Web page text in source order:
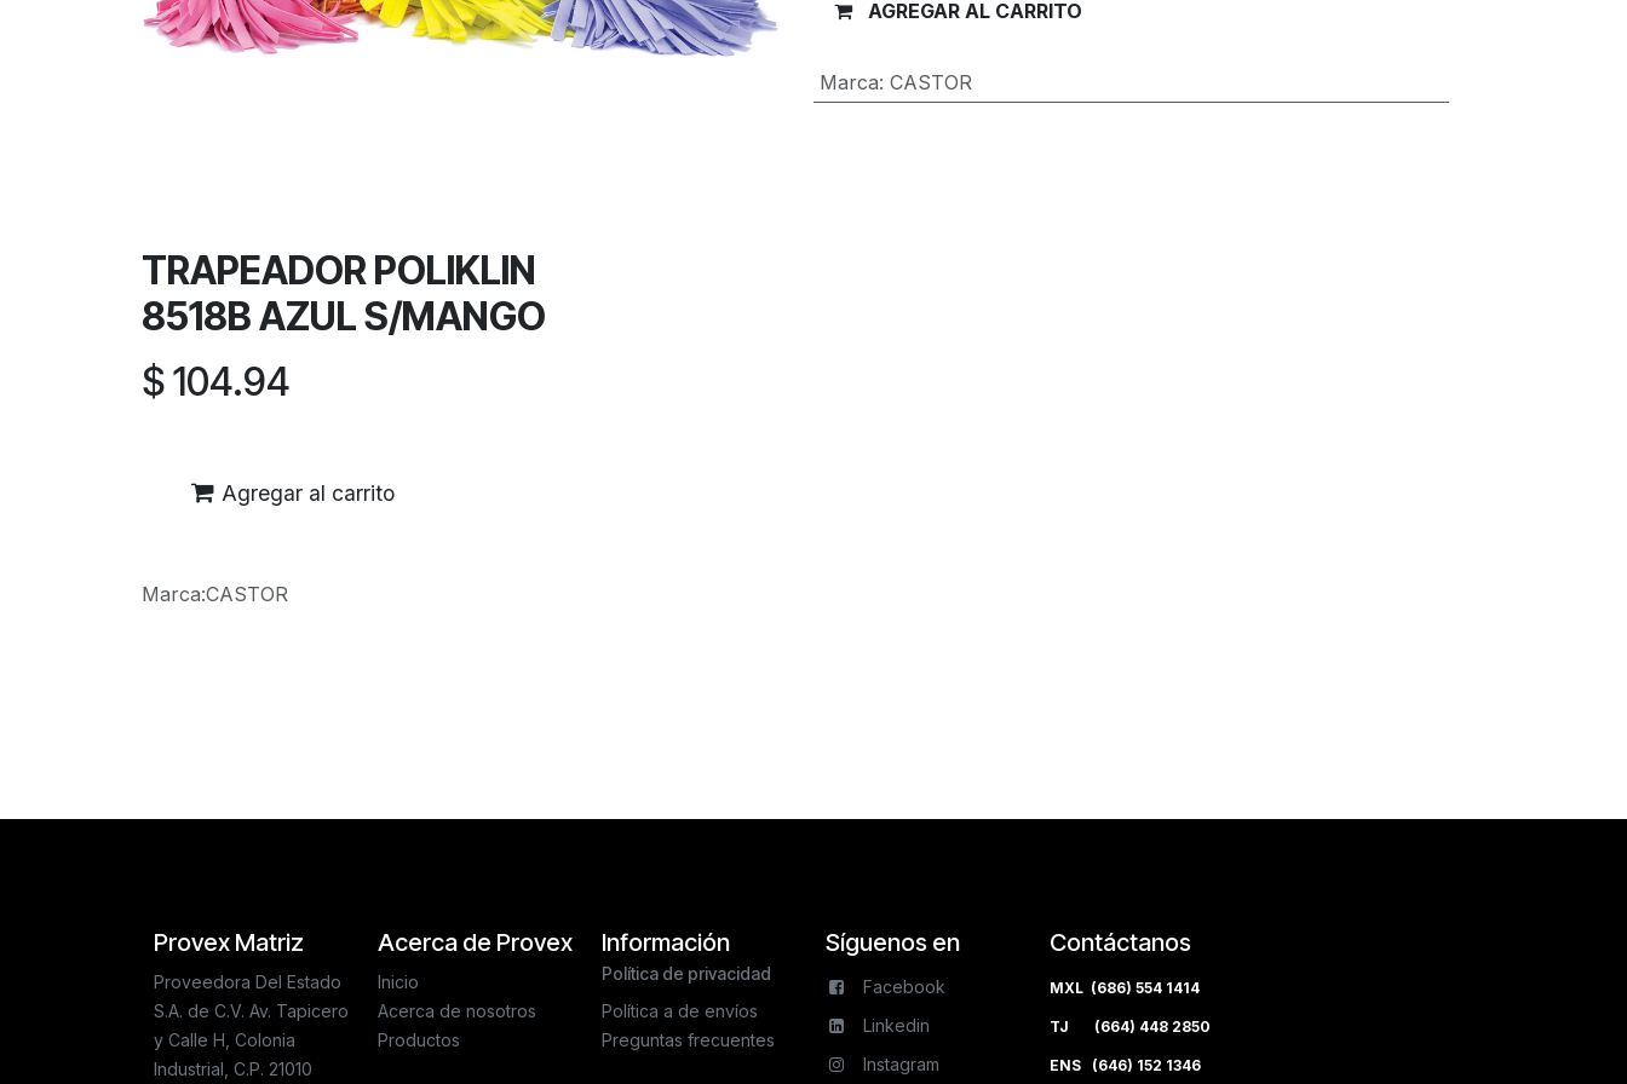
AGREGAR AL CARRITO
Marca: CASTOR
TRAPEADOR POLIKLIN
8518B AZUL S/MANGO
$104.94
Agregar al carrito
Marca:CASTOR
Acerca de Provex
Inicio
Acerca de nosotros
Productos
Síguenos en
Facebook
Linkedin
Instagram
Provex Matriz
Proveedora Del Estado
S.A. de C.V. Av. Tapicero
y Calle H, Colonia
Industrial, C.P. 21010
Información
Política de privacidad
Política a de envíos
Preguntas frecuentes
Contáctanos
MXL (686) 554 1414
TJ (664) 448 2850
ENS (646) 152 1346